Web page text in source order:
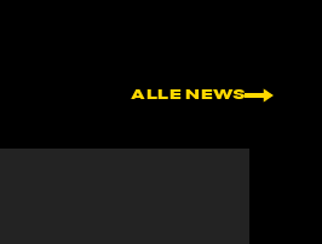
ALLE NEWS